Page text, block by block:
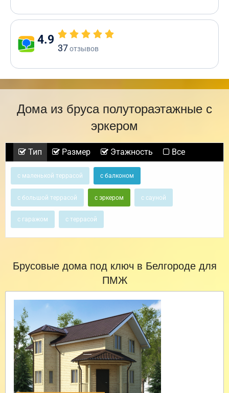
4.9
37отзывов
Дома из бруса полутораэтажные с
эркером
Тип Размер Этажность Все
с маленькой террасой с балконом
с большой террасой с эркером с сауной
с гаражом с террасой
Брусовые дома под ключ в Белгороде для
ПМЖ